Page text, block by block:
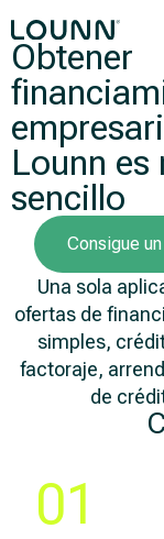
Obtener
Lounn es
sencillo
Consigue
Una sola
ofertas de
simples,
factoraje,
de
01